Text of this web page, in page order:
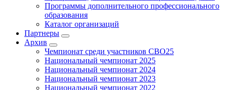
Программы дополнительного профессионального
образования
Каталог организаций
Партнеры
Архив
Чемпионат среди участников СВО25
Национальный чемпионат 2025
Национальный чемпионат 2024
Национальный чемпионат 2023
Национальный чемпионат 2022